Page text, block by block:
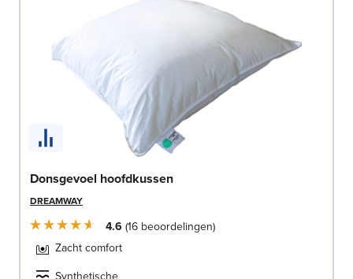
Donsgevoel hoofdkussen
DREAMWAY
4.6 16 beoordelingen
Zacht comfort